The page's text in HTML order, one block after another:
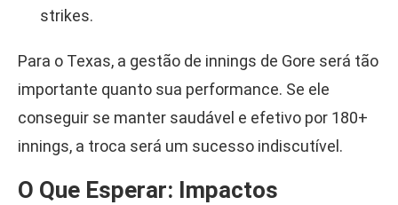
strikes.
Para o Texas, a gestão de innings de Gore será tão
importante quanto sua performance. Se ele
conseguir se manter saudável e efetivo por 180+
innings, a troca será um sucesso indiscutível.
O Que Esperar: Impactos